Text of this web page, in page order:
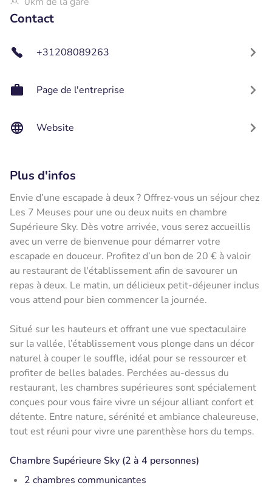
Contact
+31208089263
Page de l'entreprise
Website
Plus d'infos
Envie d’une escapade à deux ? Offrez-vous un séjour chez
Les 7 Meuses pour une ou deux nuits en chambre
Supérieure Sky. Dès votre arrivée, vous serez accueillis
avec un verre de bienvenue pour démarrer votre
escapade en douceur. Profitez d’un bon de 20 € à valoir
au restaurant de l'établissement afin de savourer un
repas à deux. Le matin, un délicieux petit-déjeuner inclus
vous attend pour bien commencer la journée.
Situé sur les hauteurs et offrant une vue spectaculaire
sur la vallée, l’établissement vous plonge dans un décor
naturel à couper le souffle, idéal pour se ressourcer et
profiter de belles balades. Perchées au-dessus du
restaurant, les chambres supérieures sont spécialement
conçues pour vous faire vivre un séjour alliant confort et
détente. Entre nature, sérénité et ambiance chaleureuse,
tout est réuni pour vivre une parenthèse hors du temps.
Chambre Supérieure Sky (2 à 4 personnes)
2 chambres communicantes